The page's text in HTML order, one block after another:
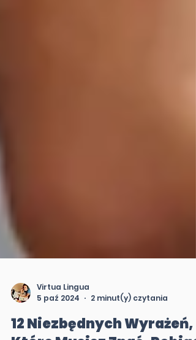
Virtua Lingua
5 paź 2024
2 minut(y) czytania